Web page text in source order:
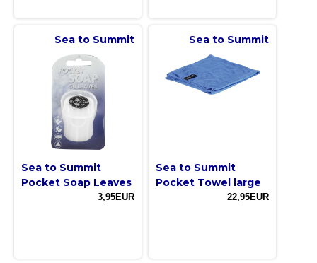
Sea to Summit
Sea to Summit
Pocket Soap Leaves
3,95EUR
Sea to Summit
Sea to Summit
Pocket Towel large
22,95EUR